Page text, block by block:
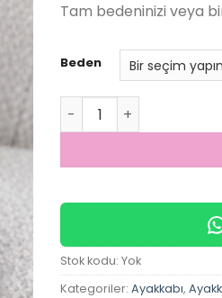
Tam bedeninizi veya
Beden
Unisex Keten Ayakkabı
Stok kodu: Yok
Kategoriler: Ayakkabı,